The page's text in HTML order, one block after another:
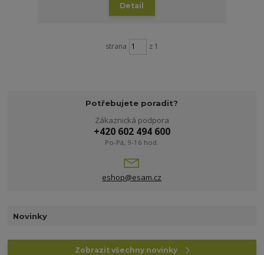
Detail
strana z 1
Potřebujete poradit?
Zákaznická podpora
+420 602 494 600
Po-Pá, 9-16 hod.
eshop@esam.cz
Novinky
Zobrazit všechny novinky